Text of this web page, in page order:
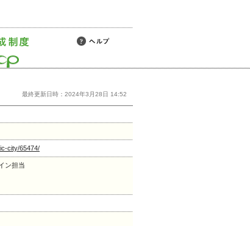
最終更新日時：2024年3月28日 14:52
city/65474/
ン担当